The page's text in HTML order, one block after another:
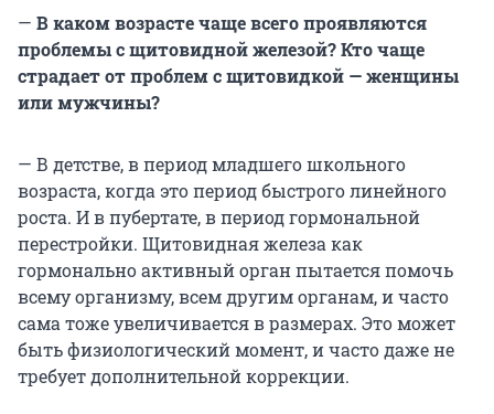
— В каком возрасте чаще всего проявляются
проблемы с щитовидной железой? Кто чаще
страдает от проблем с щитовидкой — женщины
или мужчины?
— В детстве, в период младшего школьного
возраста, когда это период быстрого линейного
роста. И в пубертате, в период гормональной
перестройки. Щитовидная железа как
гормонально активный орган пытается помочь
всему организму, всем другим органам, и часто
сама тоже увеличивается в размерах. Это может
быть физиологический момент, и часто даже не
требует дополнительной коррекции.